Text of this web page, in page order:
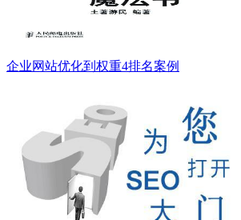
企业网站优化到权重4排名案例